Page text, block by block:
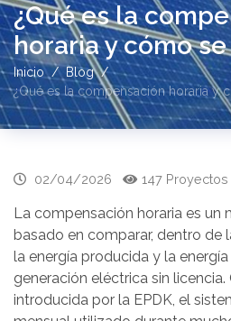
¿Qué es la
horaria y cómo
Inicio
Blog
¿Qué es la compensación horaria y
02/04/2026 147 Proyectos
La compensación horaria es un
basado en comparar, dentro de
la energía producida y la
generación eléctrica sin
introducida por la EPDK, el